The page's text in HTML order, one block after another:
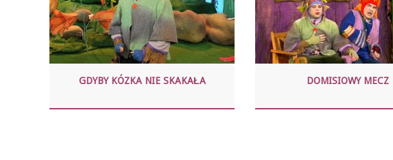
GDYBY KÓZKA NIE SKAKAŁA DOMISIOWY MECZ